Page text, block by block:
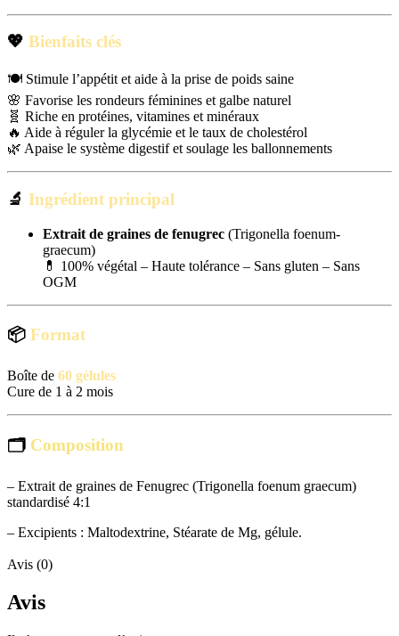
💖 Bienfaits clés
🍽️ Stimule l’appétit et aide à la prise de poids saine
🌸 Favorise les rondeurs féminines et galbe naturel
🧬 Riche en protéines, vitamines et minéraux
🔥 Aide à réguler la glycémie et le taux de cholestérol
🌿 Apaise le système digestif et soulage les ballonnements
🔬 Ingrédient principal
Extrait de graines de fenugrec (Trigonella foenum-
graecum)
💊 100% végétal – Haute tolérance – Sans gluten – Sans
OGM
📦 Format
Boîte de 60 gélules
Cure de 1 à 2 mois
🗂 Composition
– Extrait de graines de Fenugrec (Trigonella foenum graecum)
standardisé 4:1
– Excipients : Maltodextrine, Stéarate de Mg, gélule.
Avis (0)
Avis